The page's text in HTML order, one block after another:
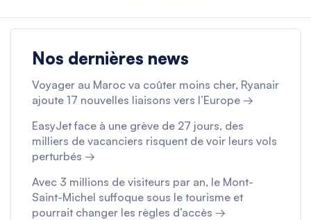
Nos dernières news
Voyager au Maroc va coûter moins cher, Ryanair
ajoute 17 nouvelles liaisons vers l’Europe →
EasyJet face à une grève de 27 jours, des
milliers de vacanciers risquent de voir leurs vols
perturbés →
Avec 3 millions de visiteurs par an, le Mont-
Saint-Michel suffoque sous le tourisme et
pourrait changer les règles d’accès →